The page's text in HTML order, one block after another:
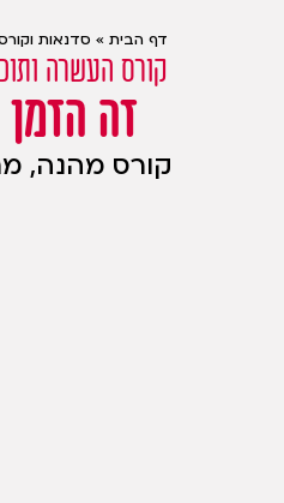
דף הבית » סדנאות
קורס העשרה
זה
קורס מהנה,